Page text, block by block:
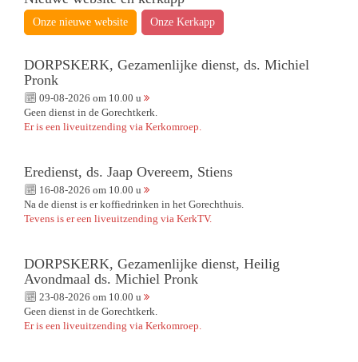
Onze nieuwe website Onze Kerkapp
DORPSKERK, Gezamenlijke dienst, ds. Michiel
Pronk
09-08-2026 om 10.00 u
Geen dienst in de Gorechtkerk.
Er is een liveuitzending via Kerkomroep.
Eredienst, ds. Jaap Overeem, Stiens
16-08-2026 om 10.00 u
Na de dienst is er koffiedrinken in het Gorechthuis.
Tevens is er een liveuitzending via KerkTV.
DORPSKERK, Gezamenlijke dienst, Heilig
Avondmaal ds. Michiel Pronk
23-08-2026 om 10.00 u
Geen dienst in de Gorechtkerk.
Er is een liveuitzending via Kerkomroep.